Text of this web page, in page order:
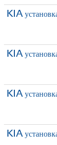
KIA
KIA
KIA
KIA